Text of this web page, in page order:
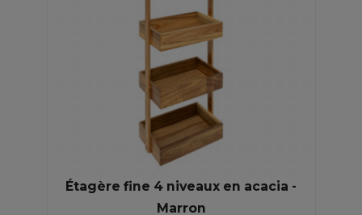
Étagère fine 4 niveaux en acacia -
Marron